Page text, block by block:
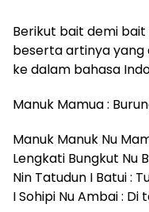
Berikut bait demi
beserta artinya yang
ke dalam bahasa
Manuk Mamua :
Manuk Manuk Nu
Lengkati Bungkut Nu
Nin Tatudun I Batui :
I Sohipi Nu Ambai : Di